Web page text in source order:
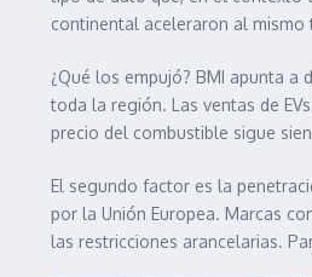
continental aceleraron al mismo
¿Qué los empujó? BMI apunta
toda la región. Las ventas de
precio del combustible sigue
El segundo factor es la
por la Unión Europea. Marcas
las restricciones arancelarias.